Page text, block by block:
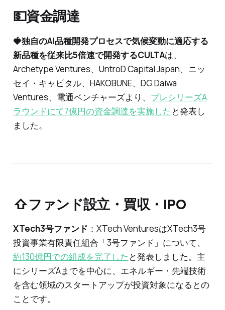
💵資金調達
🍓独自のAI品種開発プロセスで気候変動に適応する
新品種を従来比5倍速で開発するCULTAは、
Archetype Ventures、UntroD Capital Japan、ニッ
セイ・キャピタル、HAKOBUNE、DG Daiwa
Ventures、電通ベンチャーズより、 プレシリーズA
ラウンドにて7億円の資金調達を実施した と発表し
ました。
⇧ファンド設立・買収・IPO
XTech3号ファンド ：XTech VenturesはXTech3号
投資事業有限責任組合「3号ファンド」について、
約130億円での組成を完了した と発表しました。主
にシリーズAまでを中心に、エネルギー・先端技術
を含む領域のスタートアップが投資対象になるとの
ことです。